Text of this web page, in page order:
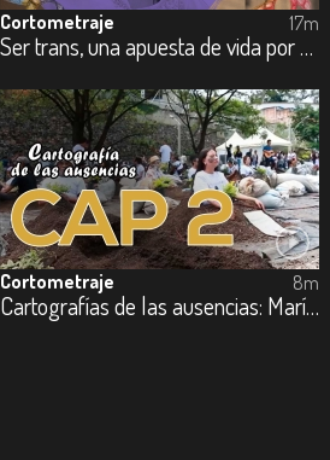
Cortometraje
Ser trans, una apuesta de vida por defender
17m
Cortometraje
Cartografías de las ausencias: María Auxilio Arenas
8m